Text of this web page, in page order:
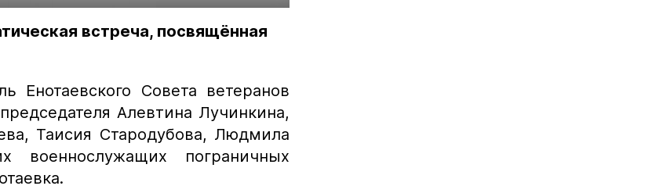
встреча, посвящённая
Енотаевского Совета ветеранов
Алевтина Лучинкина,
Таисия Стародубова, Людмила
военнослужащих пограничных